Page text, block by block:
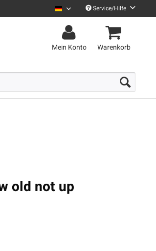
Uncle M DeutschService/Hilfe
Mein Konto Warenkorb
old not up